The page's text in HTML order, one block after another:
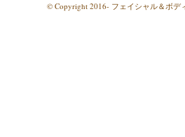
© Copyright 2016- フェイシャル＆ボデ